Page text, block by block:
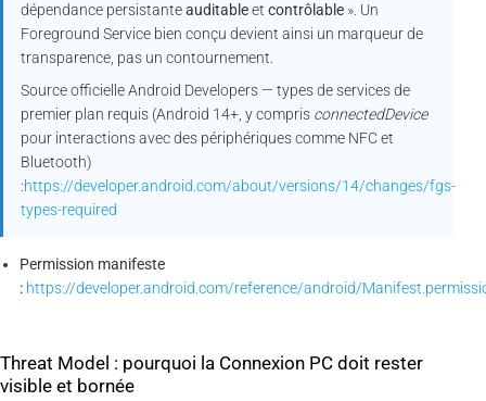
dépendance persistanteauditableet contrôlable ». Un
Foreground Service bien conçu devient ainsi un marqueur de
transparence, pas un contournement.
Source officielle Android Developers — types de services de
premier plan requis (Android 14+, y compris connectedDevice
pour interactions avec des périphériques comme NFC et
Bluetooth)
:https://developer.android.com/about/versions/14/changes/fgs-
types-required
Permission manifeste
: https://developer.android.com/reference/android/
Threat Model : pourquoi la Connexion PC doit rester
visible et bornée